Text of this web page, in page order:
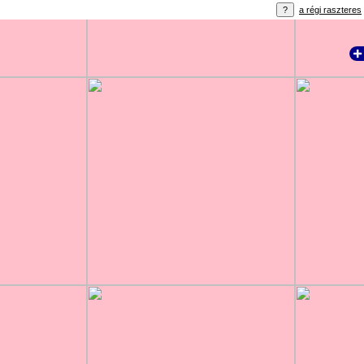
a régi raszteres